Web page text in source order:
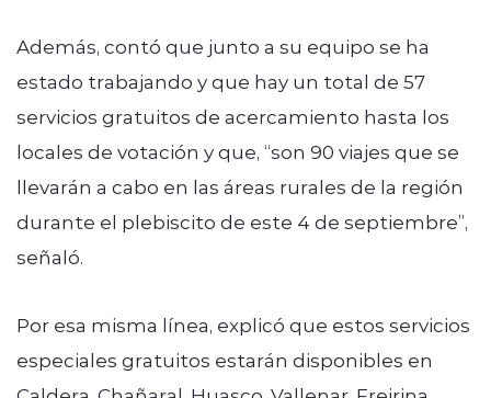
Además, contó que junto a su equipo se ha
estado trabajando y que hay un total de 57
servicios gratuitos de acercamiento hasta los
locales de votación y que, “son 90 viajes que se
llevarán a cabo en las áreas rurales de la región
durante el plebiscito de este 4 de septiembre”,
señaló.
Por esa misma línea, explicó que estos servicios
especiales gratuitos estarán disponibles en